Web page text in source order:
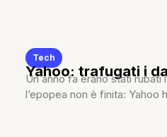
Tech
Yahoo: trafugati i
Un anno fa erano stati rubati
l’epopea non è finita: Yahoo